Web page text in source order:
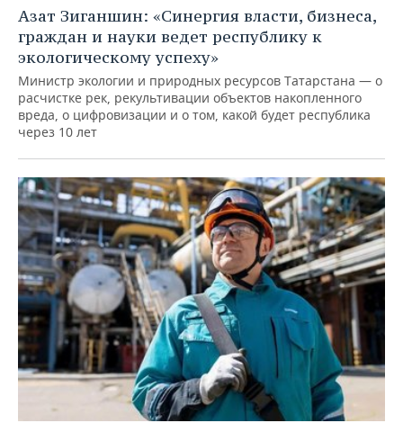
Азат Зиганшин: «Синергия власти, бизнеса,
граждан и науки ведет республику к
экологическому успеху»
Министр экологии и природных ресурсов Татарстана — о
расчистке рек, рекультивации объектов накопленного
вреда, о цифровизации и о том, какой будет республика
через 10 лет